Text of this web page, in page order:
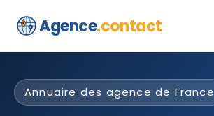
Agence.contact
Annuaire des agence de France